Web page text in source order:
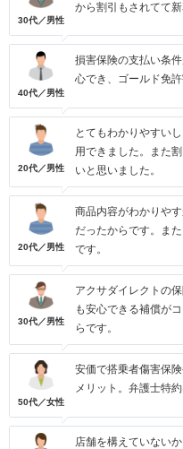
30代／男性
から割引もされてて
40代／男性
損害保険の支払い条
心でき、ゴールド免
20代／男性
とてもわかりやすい
用できました。また
いと思いました。
20代／男性
商品内容がわかりや
だったからです。ま
です。
30代／男性
アクサダイレクトの
も安心できる補償が
らです。
50代／女性
安価で搭乗者傷害保
メリット。弁護士特
店舗を構えていない